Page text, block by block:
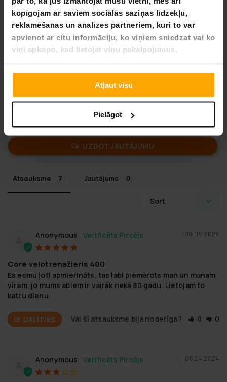
kopīgojam ar saviem sociālās saziņas līdzekļu,
reklamēšanas un analīzes partneriem, kuri to var
apvienot ar citu informāciju, ko viņiem sniedzat vai ko
viņi apkopo, kad lietojat viņu pakalpojumus.
Atļaut visu
Pielāgot
4,6 Balstoties uz 7 autsauksmēm
5
1
0
UZRAKSTĪT ATSAUKSMI
UZDOT JAUTĀJUMU
Atsauksme Jautājums
09.04.2024
Anonymous
Core velotrenažieris 400
Es esmu ļoti apmierināts, tas labi piemērots man un manam
vīram, jo mums abiem ir vairāk nekā 80 gadu. Lietojam to
katru dienu.
DALĪTIES Vai šī atsauksme bija noderīga? 0 0
08.24.2024
Anonymous